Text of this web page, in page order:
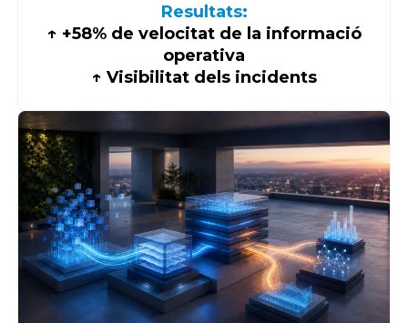
Resultats:
↑ +58% de velocitat de la informació
operativa
↑ Visibilitat dels incidents